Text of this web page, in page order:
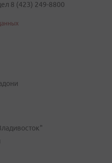
8 (423) 249-8800